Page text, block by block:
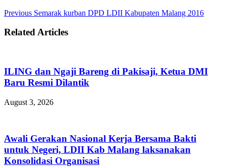
Previous Semarak kurban DPD LDII Kabupaten Malang 2016
Related Articles
ILING dan Ngaji Bareng di Pakisaji, Ketua DMI
Baru Resmi Dilantik
August 3, 2026
Awali Gerakan Nasional Kerja Bersama Bakti
untuk Negeri, LDII Kab Malang laksanakan
Konsolidasi Organisasi